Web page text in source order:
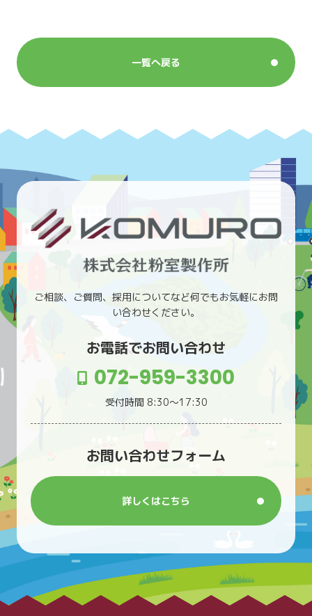
一覧へ戻る
ご相談、ご質問、採用についてなど何でもお気軽にお問
い合わせください。
お電話でお問い合わせ
072-959-3300
受付時間 8:30〜17:30
お問い合わせフォーム
詳しくはこちら